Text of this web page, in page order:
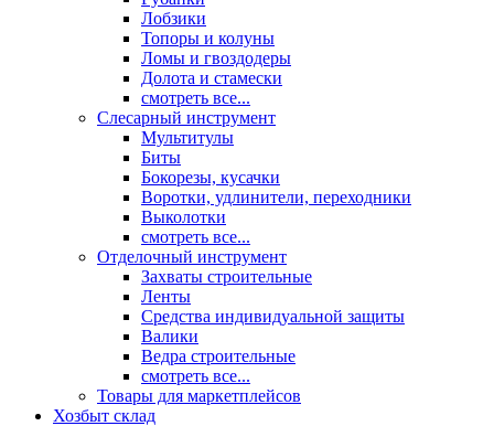
Лобзики
Топоры и колуны
Ломы и гвоздодеры
Долота и стамески
смотреть все...
Слесарный инструмент
Мультитулы
Биты
Бокорезы, кусачки
Воротки, удлинители, переходники
Выколотки
смотреть все...
Отделочный инструмент
Захваты строительные
Ленты
Средства индивидуальной защиты
Валики
Ведра строительные
смотреть все...
Товары для маркетплейсов
Хозбыт склад